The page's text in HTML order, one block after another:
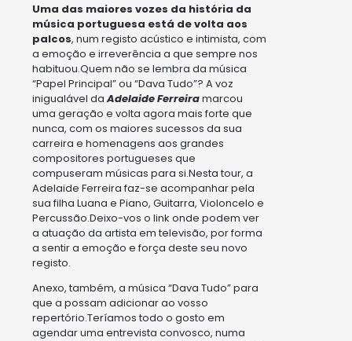
Uma das maiores vozes da história da
música portuguesa está de volta aos
palcos, num registo acústico e intimista, com
a emoção e irreverência a que sempre nos
habituou.Quem não se lembra da música
“Papel Principal” ou “Dava Tudo”? A voz
inigualável daAdelaide Ferreiramarcou
uma geração e volta agora mais forte que
nunca, com os maiores sucessos da sua
carreira e homenagens aos grandes
compositores portugueses que
compuseram músicas para si.Nesta tour, a
Adelaide Ferreira faz-se acompanhar pela
sua filha Luana e Piano, Guitarra, Violoncelo e
Percussão.Deixo-vos o link onde podem ver
a atuação da artista em televisão, por forma
a sentir a emoção e força deste seu novo
registo.
Anexo, também, a música “Dava Tudo” para
que a possam adicionar ao vosso
repertório.Teríamos todo o gosto em
agendar uma entrevista convosco, numa